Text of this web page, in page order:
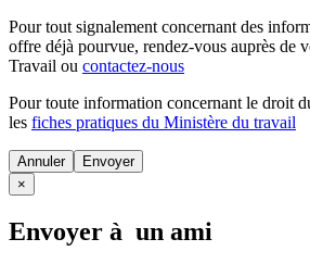
Pour tout signalement concernant des
offre déjà pourvue, rendez-vous auprès de
Travail ou contactez-nous
Pour toute information concernant le droit
les fiches pratiques du Ministère du travail
Annuler
×
Envoyer à un ami